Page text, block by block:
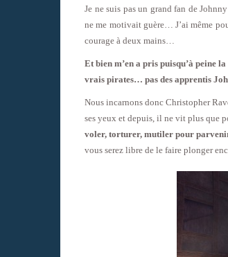
Je ne suis pas un grand fan de
ne me motivait guère… J’ai même
courage à deux mains…
Et bien m’en a pris puisqu’à peine
vrais pirates… pas des apprentis
Nous incarnons donc Christopher
ses yeux et depuis, il ne vit plus que
voler, torturer, mutiler pour
vous serez libre de le faire plonger